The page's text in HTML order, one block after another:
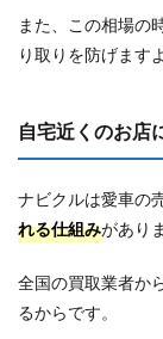
また、この相場の
り取りを防げますよ
自宅近くのお店
ナビクルは愛車の
れる仕組みがあり
全国の買取業者か
るからです。